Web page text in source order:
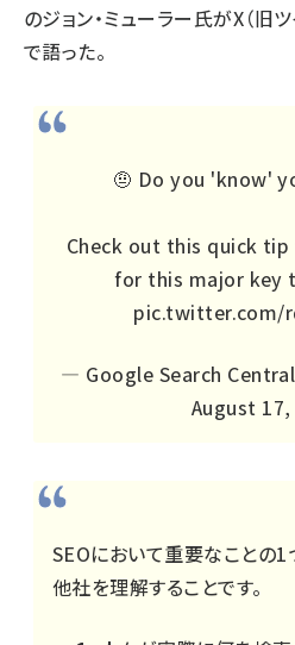
のジョン・ミューラー氏がX（旧
で語った。
🤨 Do you 'know'
Check out this quick
for this major key
pic.twitter.com/
— Google Search
August 17,
SEOにおいて重要なことの1
他社を理解することです。